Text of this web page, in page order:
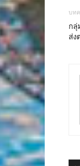
บท
กลุ่
ส่ง